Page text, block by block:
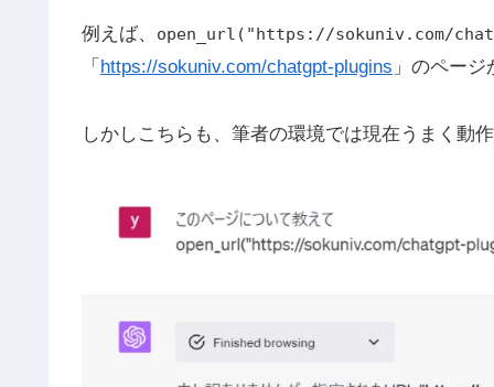
例えば、 open_url("https://sokuniv.com/
「 https://sokuniv.com/chatgpt-plugins 」のペー
しかしこちらも、筆者の環境では現在うまく動